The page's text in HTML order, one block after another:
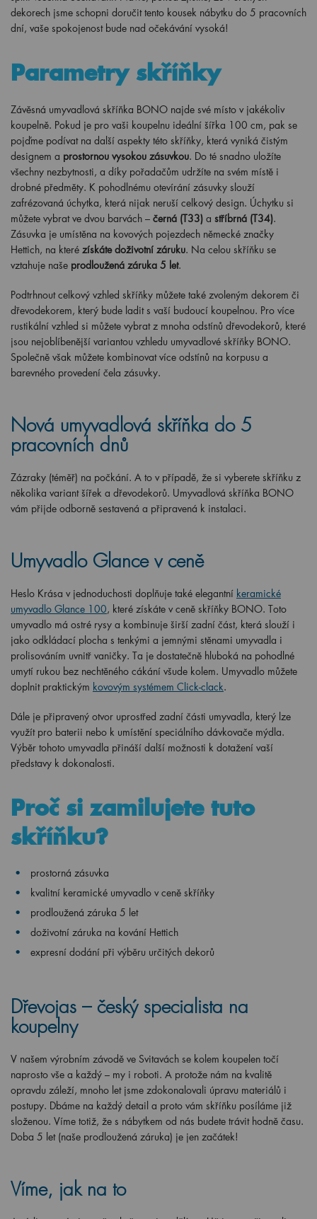
dekorech jsme schopni doručit tento kousek nábytku do 5 pracovních
dní, vaše spokojenost bude nad očekávání vysoká!
Parametry skříňky
Závěsná umyvadlová skříňka BONO najde své místo v jakékoliv
koupelně. Pokud je pro vaši koupelnu ideální šířka 100 cm, pak se
pojďme podívat na další aspekty této skříňky, která vyniká čistým
designem a prostornou vysokou zásuvkou. Do té snadno uložíte
všechny nezbytnosti, a díky pořadačům udržíte na svém místě i
drobné předměty. K pohodlnému otevírání zásuvky slouží
zafrézovaná úchytka, která nijak neruší celkový design. Úchytku si
můžete vybrat ve dvou barvách – černá (T33) a stříbrná (T34).
Zásuvka je umístěna na kovových pojezdech německé značky
Hettich, na které získáte doživotní záruku. Na celou skříňku se
vztahuje naše prodloužená záruka 5 let.
Podtrhnout celkový vzhled skříňky můžete také zvoleným dekorem či
dřevodekorem, který bude ladit s vaší budoucí koupelnou. Pro více
rustikální vzhled si můžete vybrat z mnoha odstínů dřevodekorů, které
jsou nejoblíbenější variantou vzhledu umyvadlové skříňky BONO.
Společně však můžete kombinovat více odstínů na korpusu a
barevného provedení čela zásuvky.
Nová umyvadlová skříňka do 5
pracovních dnů
Zázraky (téměř) na počkání. A to v případě, že si vyberete skříňku z
několika variant šířek a dřevodekorů. Umyvadlová skříňka BONO
vám přijde odborně sestavená a připravená k instalaci.
Umyvadlo Glance v ceně
Heslo Krása v jednoduchosti doplňuje také elegantní keramické
umyvadlo Glance 100, které získáte v ceně skříňky BONO. Toto
umyvadlo má ostré rysy a kombinuje širší zadní část, která slouží i
jako odkládací plocha s tenkými a jemnými stěnami umyvadla i
prolisováním uvnitř vaničky. Ta je dostatečně hluboká na pohodlné
umytí rukou bez nechtěného cákání všude kolem. Umyvadlo můžete
doplnit praktickým kovovým systémem Click-clack.
Dále je připravený otvor uprostřed zadní části umyvadla, který lze
využít pro baterii nebo k umístění speciálního dávkovače mýdla.
Výběr tohoto umyvadla přináší další možnosti k dotažení vaší
představy k dokonalosti.
Proč si zamilujete tuto
skříňku?
prostorná zásuvka
kvalitní keramické umyvadlo v ceně skříňky
prodloužená záruka 5 let
doživotní záruka na kování Hettich
expresní dodání při výběru určitých dekorů
Dřevojas – český specialista na
koupelny
V našem výrobním závodě ve Svitavách se kolem koupelen točí
naprosto vše a každý – my i roboti. A protože nám na kvalitě
opravdu záleží, mnoho let jsme zdokonalovali úpravu materiálů i
postupy. Dbáme na každý detail a proto vám skříňku posíláme již
složenou. Víme totiž, že s nábytkem od nás budete trávit hodně času.
Doba 5 let (naše prodloužená záruka) je jen začátek!
Víme, jak na to